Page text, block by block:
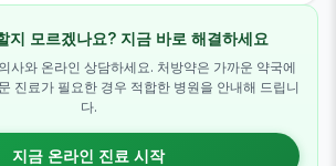
지 모르겠나요? 지금 바로 해결하세요
사와 온라인 상담하세요. 처방약은 가까운 약국에
진료가 필요한 경우 적합한 병원을 안내해 드립니
다.
지금 온라인 진료 시작